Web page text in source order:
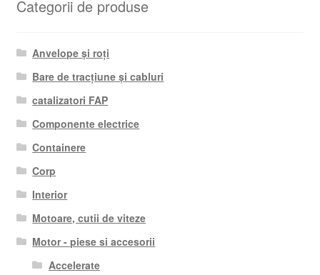
mai
Categorii de produse
Anvelope și roți
Bare de tracțiune și cabluri
catalizatori FAP
Componente electrice
Containere
Corp
Interior
Motoare, cutii de viteze
Motor - piese si accesorii
Accelerate